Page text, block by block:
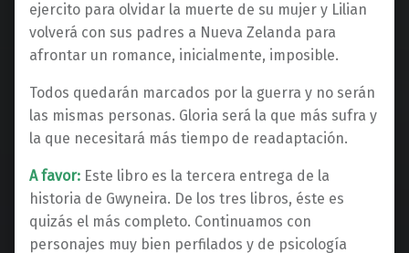
ejercito para olvidar la muerte de su mujer y Lilian
volverá con sus padres a Nueva Zelanda para
afrontar un romance, inicialmente, imposible.
Todos quedarán marcados por la guerra y no serán
las mismas personas. Gloria será la que más sufra y
la que necesitará más tiempo de readaptación.
A favor: Este libro es la tercera entrega de la
historia de Gwyneira. De los tres libros, éste es
quizás el más completo. Continuamos con
personajes muy bien perfilados y de psicología